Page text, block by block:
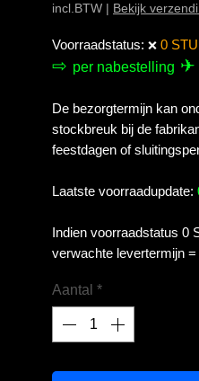
incl.BTW | Bekijk
Voorraadstatus: ❌ 0
⇨ per nabestelling ✈
De bezorgtermijn kan
stockbreuk bij de
feestdagen of
Laatste voorraadupdate:
Indien voorraadstatus 0
verwachte levertermijn
Aantal *